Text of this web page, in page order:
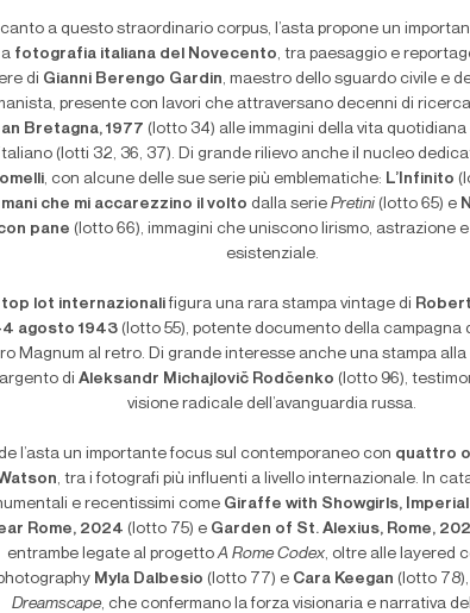
a questo straordinario corpus, l’asta propone un
fotografia italiana del Novecento, tra paesaggio e
di Gianni Berengo Gardin, maestro dello sguardo civile e
presente con lavori che attraversano decenni di
Bretagna, 1977 (lotto 34) alle immagini della vita quotidiana
(lotti 32, 36, 37). Di grande rilievo anche il nucleo
, con alcune delle sue serie più emblematiche: L’Infinito
che mi accarezzino il volto dalla seriePretini (lotto 65) e
pane (lotto 66), immagini che uniscono lirismo, astrazione
esistenziale.
top lot internazionalifigura una rara stampa vintage di
agosto 1943(lotto 55), potente documento della campagna
Magnum al retro. Di grande interesse anche una stampa alla
diAleksandr Michajlovič Rodčenko (lotto 96),
visione radicale dell’avanguardia russa.
l’asta un importante focus sul contemporaneo con quattro
, tra i fotografi più influenti a livello internazionale. In
e recentissimi come Giraffe with Showgirls, Imperial
Rome, 2024 (lotto 75) e Garden of St. Alexius, Rome,
entrambe legate al progettoA Rome Codex, oltre alle layered
Myla Dalbesio (lotto 77) e Cara Keegan (lotto
Dreamscape, che confermano la forza visionaria e narrativa